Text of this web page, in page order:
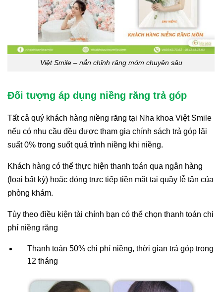
Việt Smile – nắn chỉnh răng móm chuyên sâu
Đối tượng áp dụng niềng răng trả góp
Tất cả quý khách hàng niềng răng tại Nha khoa Việt Smile
nếu có nhu cầu đều được tham gia chính sách trả góp lãi
suất 0% trong suốt quá trình niềng khi niềng.
Khách hàng có thể thực hiện thanh toán qua ngân hàng
(loại bất kỳ) hoặc đóng trực tiếp tiền mặt tại quầy lễ tân của
phòng khám.
Tùy theo điều kiện tài chính bạn có thể chọn thanh toán chi
phí niềng răng
Thanh toán 50% chi phí niềng, thời gian trả góp trong
12 tháng